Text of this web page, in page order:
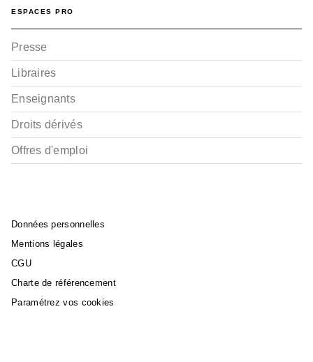
ESPACES PRO
Presse
Libraires
Enseignants
Droits dérivés
Offres d'emploi
Données personnelles
Mentions légales
CGU
Charte de référencement
Paramétrez vos cookies